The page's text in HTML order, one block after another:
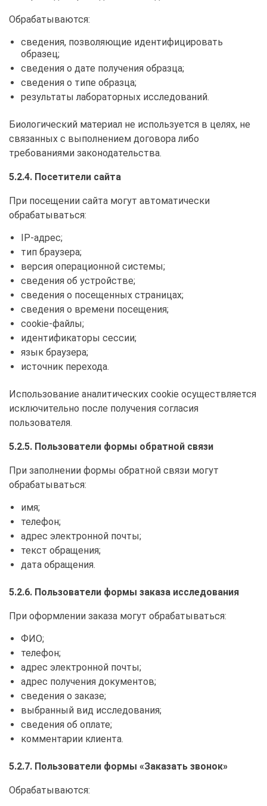
Обрабатываются:
сведения, позволяющие идентифицировать
образец;
сведения о дате получения образца;
сведения о типе образца;
результаты лабораторных исследований.
Биологический материал не используется в целях, не
связанных с выполнением договора либо
требованиями законодательства.
5.2.4. Посетители сайта
При посещении сайта могут автоматически
обрабатываться:
IP-адрес;
тип браузера;
версия операционной системы;
сведения об устройстве;
сведения о посещенных страницах;
сведения о времени посещения;
cookie-файлы;
идентификаторы сессии;
язык браузера;
источник перехода.
Использование аналитических cookie осуществляется
исключительно после получения согласия
пользователя.
5.2.5. Пользователи формы обратной связи
При заполнении формы обратной связи могут
обрабатываться:
имя;
телефон;
адрес электронной почты;
текст обращения;
дата обращения.
5.2.6. Пользователи формы заказа исследования
При оформлении заказа могут обрабатываться:
ФИО;
телефон;
адрес электронной почты;
адрес получения документов;
сведения о заказе;
выбранный вид исследования;
сведения об оплате;
комментарии клиента.
5.2.7. Пользователи формы «Заказать звонок»
Обрабатываются: